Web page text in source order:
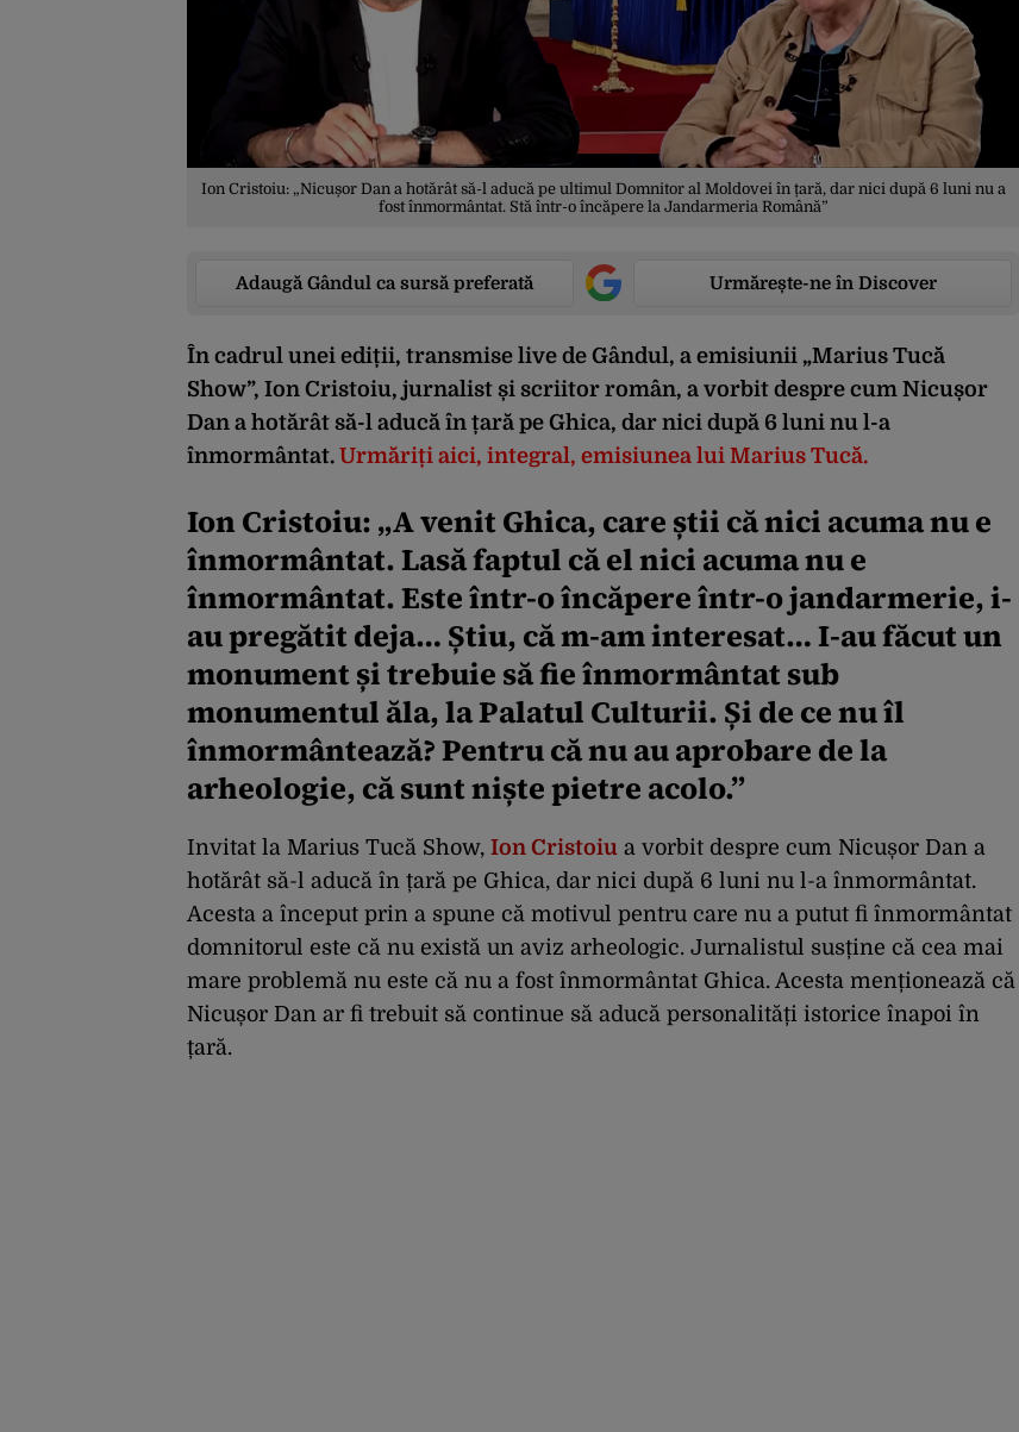
Ion Cristoiu: „Nicușor Dan a hotărât să-l aducă pe ultimul Domnitor al Moldovei în țară, dar nici după 6 luni nu a
fost înmormântat. Stă într-o încăpere la Jandarmeria Română”
Adaugă Gândul ca sursă preferată Urmărește-ne în Discover
În cadrul unei ediții, transmise live de Gândul, a emisiunii „Marius Tucă
Show”, Ion Cristoiu, jurnalist și scriitor român, a vorbit despre cum Nicușor
Dan a hotărât să-l aducă în țară pe Ghica, dar nici după 6 luni nu l-a
înmormântat. Urmăriți aici, integral, emisiunea lui Marius Tucă.
Ion Cristoiu: „A venit Ghica, care știi că nici acuma nu e
înmormântat.Lasă faptul că el nici acuma nu e
înmormântat. Este într-o încăpere într-o jandarmerie, i-
au pregătit deja… Știu, că m-am interesat… I-au făcut un
monument și trebuie să fie înmormântat sub
monumentul ăla, la Palatul Culturii. Și de ce nu îl
înmormântează? Pentru că nu au aprobare de la
arheologie, că sunt niște pietre acolo.”
Invitat la Marius Tucă Show, Ion Cristoiu a vorbit despre cum Nicușor Dan a
hotărât să-l aducă în țară pe Ghica, dar nici după 6 luni nu l-a înmormântat.
Acesta a început prin a spune că motivul pentru care nu a putut fi înmormântat
domnitorul este că nu există un aviz arheologic. Jurnalistul susține că cea mai
mare problemă nu este că nu a fost înmormântat Ghica. Acesta menționează că
Nicușor Dan ar fi trebuit să continue să aducă personalități istorice înapoi în
țară.